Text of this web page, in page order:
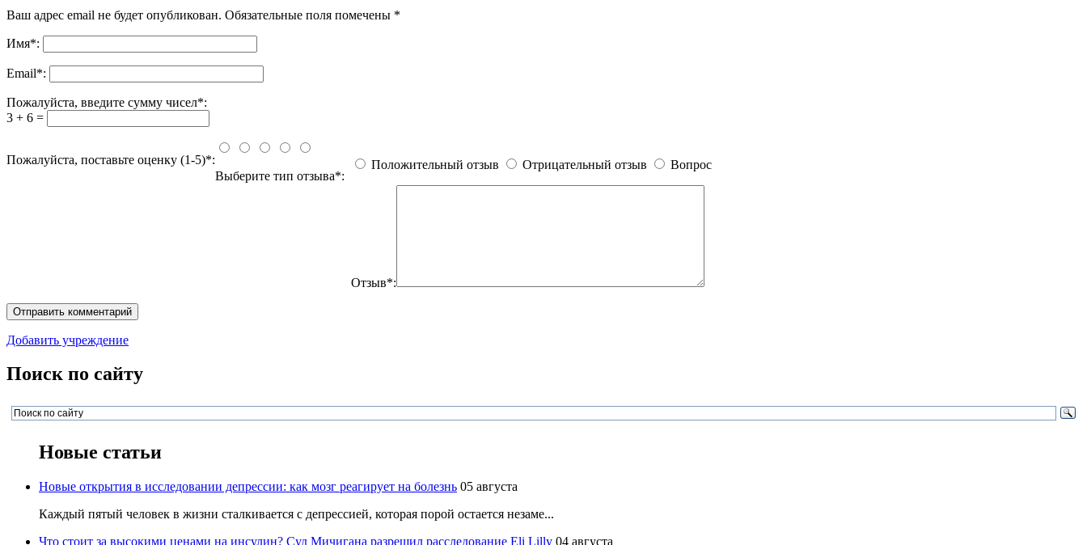
Ваш адрес email не будет опубликован. Обязательные поля помечены *
Имя*:
Email*:
Пожалуйста, введите сумму чисел*:
3 + 6 =
Пожалуйста, поставьте оценку (1-5)*:
Выберите тип отзыва*:
Положительный отзыв Отрицательный отзыв Вопрос
Отзыв*:
Добавить учреждение
Поиск по сайту
Новые статьи
Новые открытия в исследовании депрессии: как мозг реагирует на болезнь 05 августа
Каждый пятый человек в жизни сталкивается с депрессией, которая порой остается незаме...
Что стоит за высокими ценами на инсулин? Суд Мичигана разрешил расследование Eli Lilly 04 августа